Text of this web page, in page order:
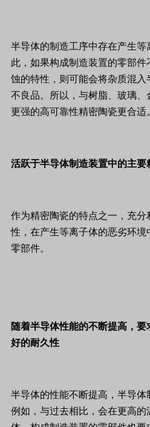
半导体的制造工序中存在产生等
此，如果构成制造装置的零部
蚀的特性，则可能会将杂质混
不良品。所以，与树脂、玻璃
更强的高可靠性精密陶瓷更合适
活跃于半导体制造装置中的主要
作为精密陶瓷的特点之一，充
性，在产生等离子体的恶劣环
零部件。
随着半导体性能的不断提高，
好的耐久性
半导体的性能不断提高，半导体
例如，与过去相比，会在更高